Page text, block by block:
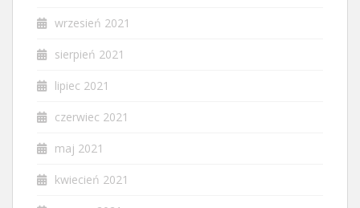
wrzesień 2021
sierpień 2021
lipiec 2021
czerwiec 2021
maj 2021
kwiecień 2021